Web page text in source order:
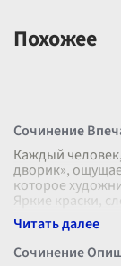
Похожее
Сочинение
Каждый
дворик»,
которое
Яркие краски,
Сочинение